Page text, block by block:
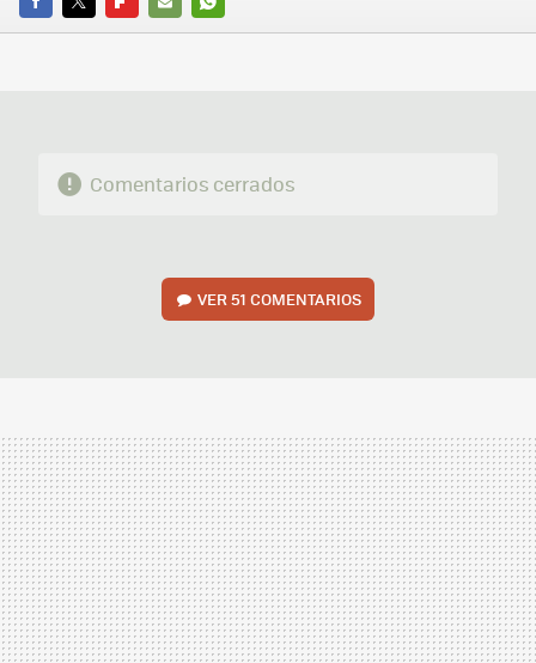
FACEBOOK
TWITTERFLIPBOARD
E-
WHATSAPP
Comentarios cerrados
VER51 COMENTARIOS